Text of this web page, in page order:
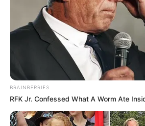
Ihren Gaumen und Ihre
Sie ihn aus und lassen Sie sich
der türkischen Küche
Appetit!
BRAINBERRIES
RFK Jr. Confessed What A Worm Ate